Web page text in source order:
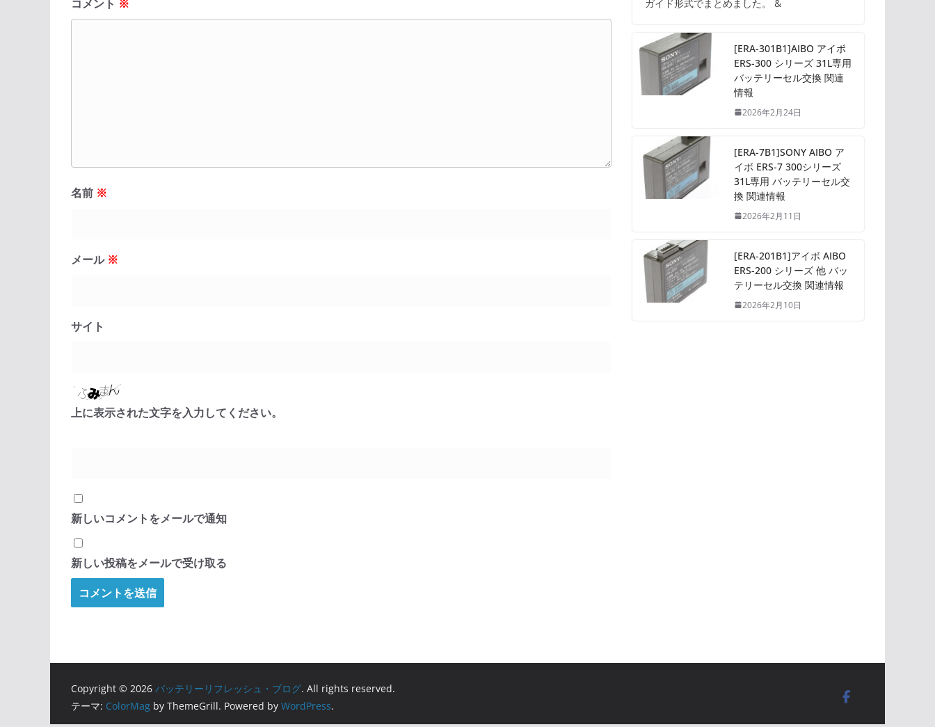
コメント ※
名前 ※
メール ※
サイト
上に表示された文字を入力してください。
新しいコメントをメールで通知
新しい投稿をメールで受け取る
ガイド形式でまとめました。 &
[ERA-301B1]AIBO アイボ
ERS-300 シリーズ 31L専用
バッテリーセル交換 関連
情報
2026年2月24日
[ERA-7B1]SONY AIBO ア
イボ ERS-7 300シリーズ
31L専用 バッテリーセル交
換 関連情報
2026年2月11日
[ERA-201B1]アイボ AIBO
ERS-200 シリーズ 他 バッ
テリーセル交換 関連情報
2026年2月10日
Copyright © 2026 バッテリーリフレッシュ・ブログ. All rights reserved.
テーマ: ColorMag by ThemeGrill. Powered by WordPress.